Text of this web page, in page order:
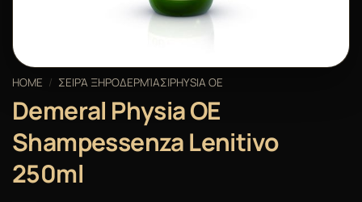
HOME / ΣΕΙΡΆ ΞΗΡΟΔΕΡΜΊΑΣ|PHYSIA OE
Demeral Physia OE
Shampessenza Lenitivo
250ml